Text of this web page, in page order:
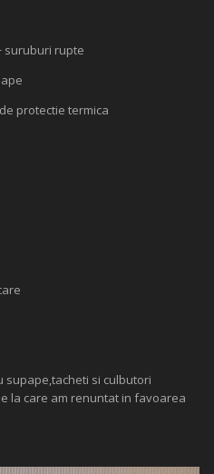
suruburi rupte
protectie termica
supape,tacheti si culbutori
la care am renuntat in favoarea